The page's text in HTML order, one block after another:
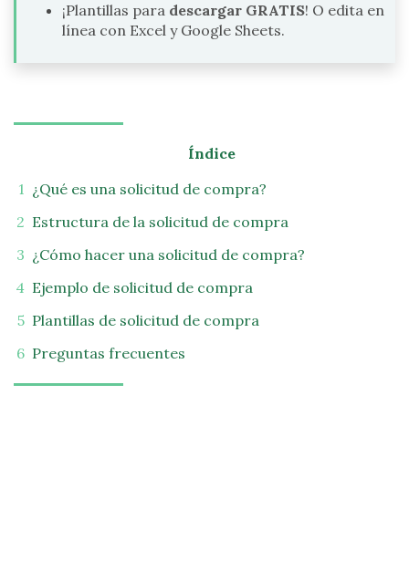
¡Plantillas para descargar GRATIS! O edita en
línea con Excel y Google Sheets.
Índice
¿Qué es una solicitud de compra?
Estructura de la solicitud de compra
¿Cómo hacer una solicitud de compra?
Ejemplo de solicitud de compra
Plantillas de solicitud de compra
Preguntas frecuentes